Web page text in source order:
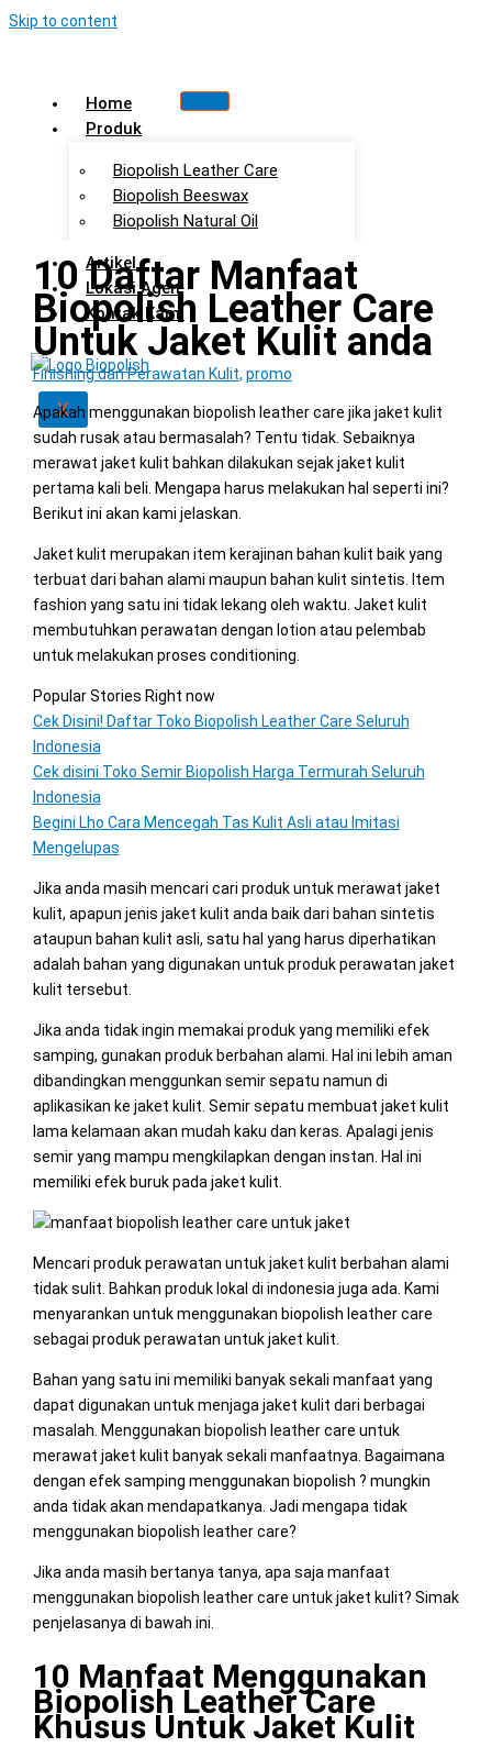
Skip to content
Home
Produk
Biopolish Leather Care
Biopolish Beeswax
Biopolish Natural Oil
Artikel
Lokasi Agen
Kontak Kami
X
10 Daftar Manfaat
Biopolish Leather Care
Untuk Jaket Kulit anda
Finishing dan Perawatan Kulit, promo
Apakah menggunakan biopolish leather care jika jaket kulit
sudah rusak atau bermasalah? Tentu tidak. Sebaiknya
merawat jaket kulit bahkan dilakukan sejak jaket kulit
pertama kali beli. Mengapa harus melakukan hal seperti ini?
Berikut ini akan kami jelaskan.
Jaket kulit merupakan item kerajinan bahan kulit baik yang
terbuat dari bahan alami maupun bahan kulit sintetis. Item
fashion yang satu ini tidak lekang oleh waktu. Jaket kulit
membutuhkan perawatan dengan lotion atau pelembab
untuk melakukan proses conditioning.
Popular Stories Right now
Cek Disini! Daftar Toko Biopolish Leather Care Seluruh
Indonesia
Cek disini Toko Semir Biopolish Harga Termurah Seluruh
Indonesia
Begini Lho Cara Mencegah Tas Kulit Asli atau Imitasi
Mengelupas
Jika anda masih mencari cari produk untuk merawat jaket
kulit, apapun jenis jaket kulit anda baik dari bahan sintetis
ataupun bahan kulit asli, satu hal yang harus diperhatikan
adalah bahan yang digunakan untuk produk perawatan jaket
kulit tersebut.
Jika anda tidak ingin memakai produk yang memiliki efek
samping, gunakan produk berbahan alami. Hal ini lebih aman
dibandingkan menggunkan semir sepatu namun di
aplikasikan ke jaket kulit. Semir sepatu membuat jaket kulit
lama kelamaan akan mudah kaku dan keras. Apalagi jenis
semir yang mampu mengkilapkan dengan instan. Hal ini
memiliki efek buruk pada jaket kulit.
Mencari produk perawatan untuk jaket kulit berbahan alami
tidak sulit. Bahkan produk lokal di indonesia juga ada. Kami
menyarankan untuk menggunakan biopolish leather care
sebagai produk perawatan untuk jaket kulit.
Bahan yang satu ini memiliki banyak sekali manfaat yang
dapat digunakan untuk menjaga jaket kulit dari berbagai
masalah. Menggunakan biopolish leather care untuk
merawat jaket kulit banyak sekali manfaatnya. Bagaimana
dengan efek samping menggunakan biopolish ? mungkin
anda tidak akan mendapatkanya. Jadi mengapa tidak
menggunakan biopolish leather care?
Jika anda masih bertanya tanya, apa saja manfaat
menggunakan biopolish leather care untuk jaket kulit? Simak
penjelasanya di bawah ini.
10 Manfaat Menggunakan
Biopolish Leather Care
Khusus Untuk Jaket Kulit